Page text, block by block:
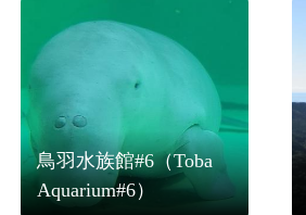
鳥羽水族館#6（Toba
Aquarium#6）